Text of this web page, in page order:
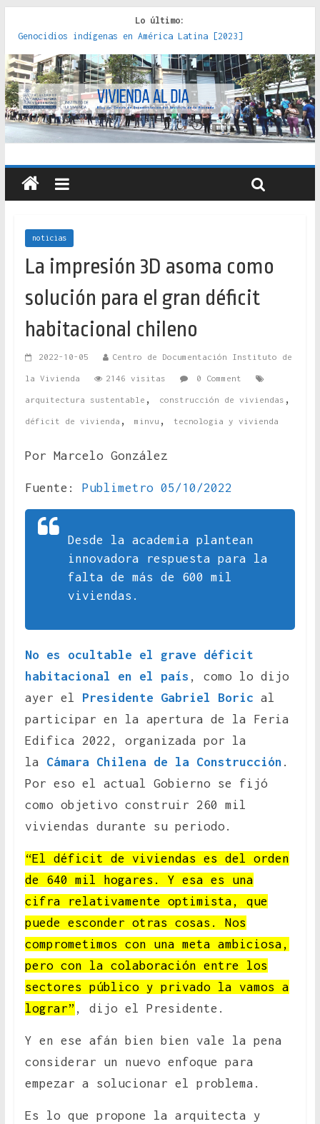
Lo último:
Genocidios indígenas en América Latina [2023]
Estudios sobre la espacialización de los Estados :
políticas, prácticas y representaciones [2022]
Donde el pedernal choca con el acero : hacia una teoría
crítica de las fronteras latinoamericanas [2020]
Criterios técnicos para una vivienda adecuada [2019]
Red de consultorios de la Caja del Seguro Obrero en
Santiago : un patrimonio emblemático [2014]
noticias
La impresión 3D asoma como
solución para el gran déficit
habitacional chileno
2022-10-05 Centro de Documentación Instituto de
la Vivienda 2146 visitas 0 Comment
arquitectura sustentable , construcción de viviendas ,
déficit de vivienda , minvu , tecnologia y vivienda
Por Marcelo González
Fuente: Publimetro 05/10/2022
Desde la academia plantean
innovadora respuesta para la
falta de más de 600 mil
viviendas.
No es ocultable el grave déficit
habitacional en el país , como lo dijo
ayer el Presidente Gabriel Boric al
participar en la apertura de la Feria
Edifica 2022, organizada por la
la Cámara Chilena de la Construcción .
Por eso el actual Gobierno se fijó
como objetivo construir 260 mil
viviendas durante su periodo.
“El déficit de viviendas es del orden
de 640 mil hogares. Y esa es una
cifra relativamente optimista, que
puede esconder otras cosas. Nos
comprometimos con una meta ambiciosa,
pero con la colaboración entre los
sectores público y privado la vamos a
lograr” , dijo el Presidente.
Y en ese afán bien bien vale la pena
considerar un nuevo enfoque para
empezar a solucionar el problema.
Es lo que propone la arquitecta y